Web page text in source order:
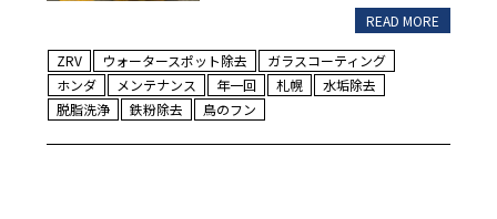
READ MORE
ZRV ウォータースポット除去
ガラスコーティング
ホンダ
メンテナンス 年一回 札幌
水垢除去
脱脂洗浄
鉄粉除去 鳥のフン